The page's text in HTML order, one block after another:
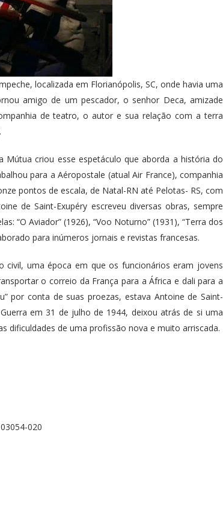
localizada em Florianópolis, SC, onde havia uma
amigo de um pescador, o senhor Deca, amizade
de teatro, o autor e sua relação com a terra
criou esse espetáculo que aborda a história do
para a Aéropostale (atual Air France), companhia
pontos de escala, de Natal-RN até Pelotas- RS, com
de Saint-Exupéry escreveu diversas obras, sempre
“O Aviador” (1926), “Voo Noturno” (1931), “Terra dos
para inúmeros jornais e revistas francesas.
uma época em que os funcionários eram jovens
o correio da França para a África e dali para a
por conta de suas proezas, estava Antoine de Saint-
em 31 de julho de 1944, deixou atrás de si uma
dificuldades de uma profissão nova e muito arriscada.
020